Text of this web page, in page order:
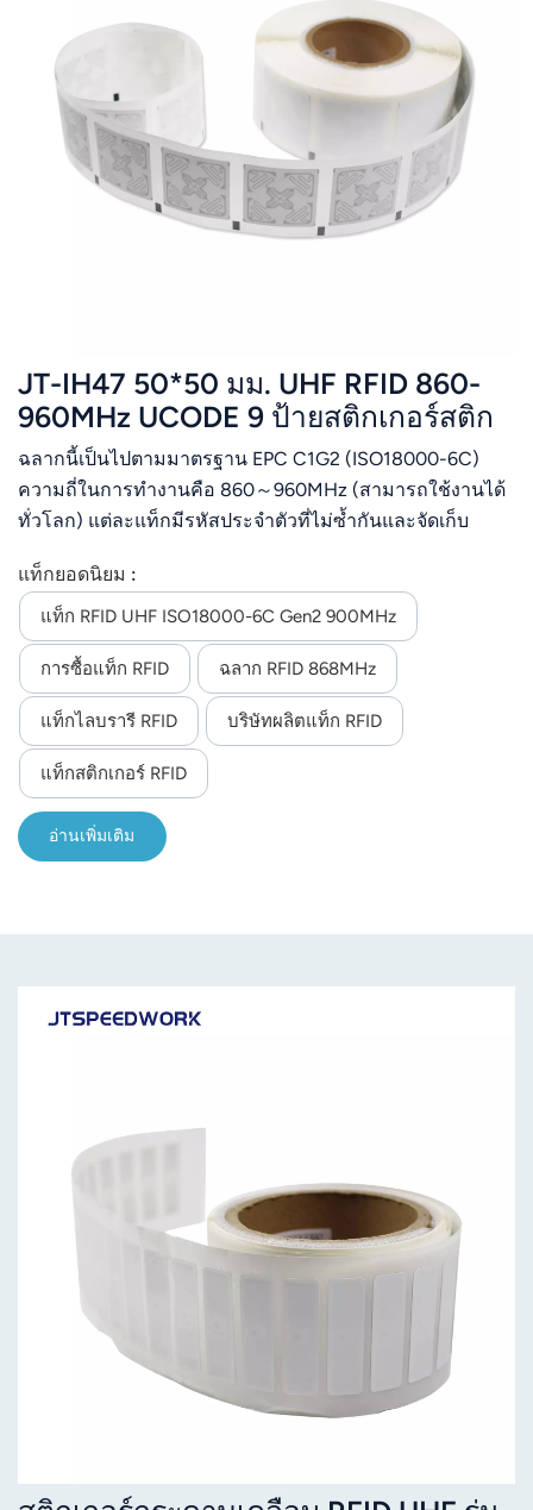
JT-IH47 50*50 มม. UHF RFID 860-
960MHz UCODE 9 ป้ายสติกเกอร์สติก
เกอร์
ฉลากนี้เป็นไปตามมาตรฐาน EPC C1G2 (ISO18000-6C)
ความถี่ในการทำงานคือ 860～960MHz (สามารถใช้งานได้
ทั่วโลก) แต่ละแท็กมีรหัสประจำตัวที่ไม่ซ้ำกันและจัดเก็บ
การติดตามสัมภาระที่สนามบิน การจัดการโลจิสติกส์ การ
จัดการสินทรัพย์ และอื่นๆ
แท็กยอดนิยม :
แท็ก RFID UHF ISO18000-6C Gen2 900MHz
การซื้อแท็ก RFID ฉลาก RFID 868MHz
แท็กไลบรารี RFID บริษัทผลิตแท็ก RFID
แท็กสติกเกอร์ RFID
อ่านเพิ่มเติม